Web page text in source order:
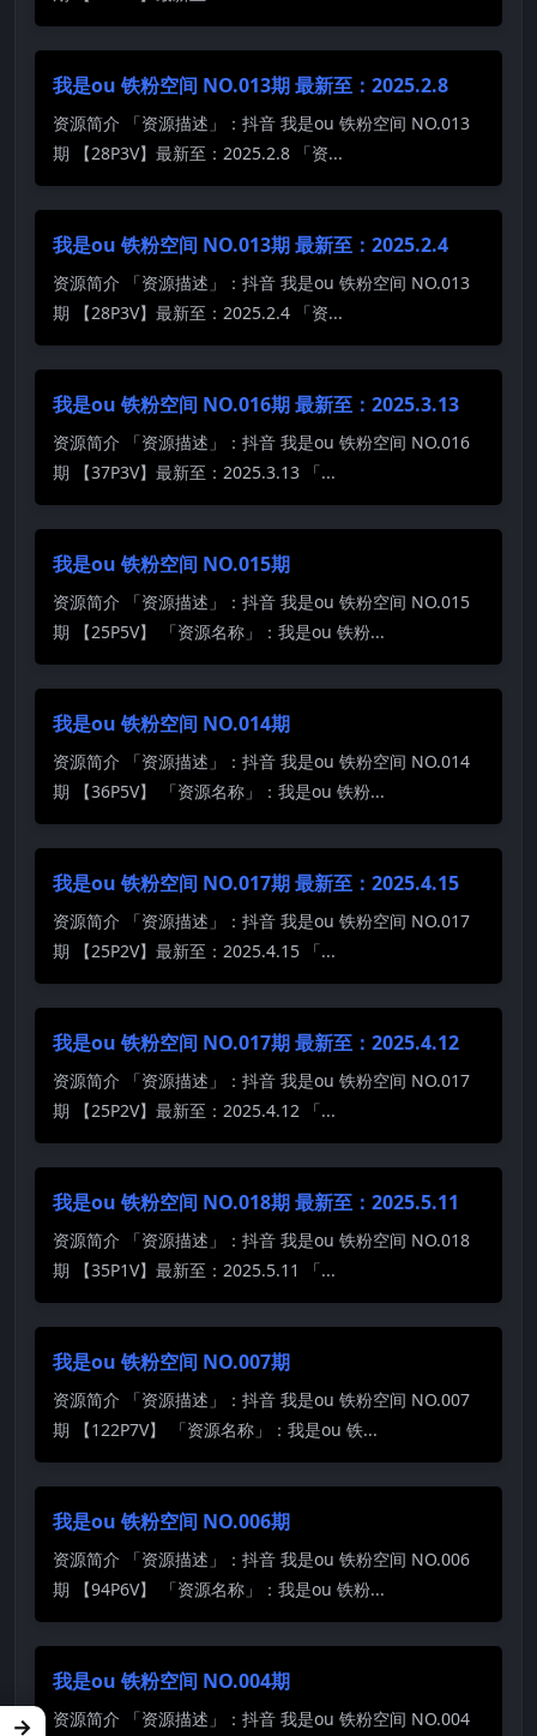
我是ou 铁粉空间 NO.013期 最新至：2025.2.8
资源简介 「资源描述」：抖音 我是ou 铁粉空间 NO.013
期 【28P3V】最新至：2025.2.8 「资...
我是ou 铁粉空间 NO.013期 最新至：2025.2.4
资源简介 「资源描述」：抖音 我是ou 铁粉空间 NO.013
期 【28P3V】最新至：2025.2.4 「资...
我是ou 铁粉空间 NO.016期 最新至：2025.3.13
资源简介 「资源描述」：抖音 我是ou 铁粉空间 NO.016
期 【37P3V】最新至：2025.3.13 「...
我是ou 铁粉空间 NO.015期
资源简介 「资源描述」：抖音 我是ou 铁粉空间 NO.015
期 【25P5V】 「资源名称」：我是ou 铁粉...
我是ou 铁粉空间 NO.014期
资源简介 「资源描述」：抖音 我是ou 铁粉空间 NO.014
期 【36P5V】 「资源名称」：我是ou 铁粉...
我是ou 铁粉空间 NO.017期 最新至：2025.4.15
资源简介 「资源描述」：抖音 我是ou 铁粉空间 NO.017
期 【25P2V】最新至：2025.4.15 「...
我是ou 铁粉空间 NO.017期 最新至：2025.4.12
资源简介 「资源描述」：抖音 我是ou 铁粉空间 NO.017
期 【25P2V】最新至：2025.4.12 「...
我是ou 铁粉空间 NO.018期 最新至：2025.5.11
资源简介 「资源描述」：抖音 我是ou 铁粉空间 NO.018
期 【35P1V】最新至：2025.5.11 「...
我是ou 铁粉空间 NO.007期
资源简介 「资源描述」：抖音 我是ou 铁粉空间 NO.007
期 【122P7V】 「资源名称」：我是ou 铁...
我是ou 铁粉空间 NO.006期
资源简介 「资源描述」：抖音 我是ou 铁粉空间 NO.006
期 【94P6V】 「资源名称」：我是ou 铁粉...
我是ou 铁粉空间 NO.004期
资源简介 「资源描述」：抖音 我是ou 铁粉空间 NO.004
→